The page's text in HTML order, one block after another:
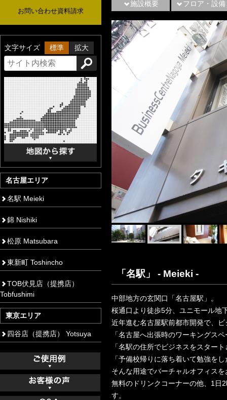
施設概要 フロア・設備
「名駅」 - Meieki -
中部地方の玄関口「名古屋駅」。
桜通口より徒歩5分、ユニモール地
近年進む名古屋駅前都市開発で、
「名古屋へ出張時のワーキングス
「名駅の住所でビジネスをスター
「予備校帰りに落ち着いて勉強を
そんな用途でバーチャルオフィス
無料のドリンクコーナーの他、1日
す。
お問い合わせ資料請求
文字サイズ 標準 拡大
名古屋エリア
名駅 Meieki
錦 Nishiki
松原 Matsubara
東新町 Toshincho
TOB伏見店（提携店）
Tobfushimi
東京エリア
四谷店（提携店） Yotsuya